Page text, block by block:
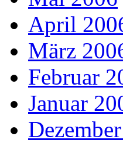
April
März
Februar
Januar